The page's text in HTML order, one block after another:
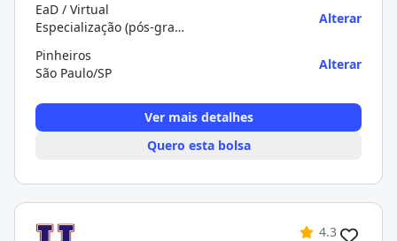
EaD / Virtual
Especialização (pós-graduação)
Alterar
Pinheiros
São Paulo/SP
Alterar
Ver mais detalhes
Quero esta bolsa
4.3